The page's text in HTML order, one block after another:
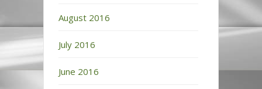
August 2016
July 2016
June 2016